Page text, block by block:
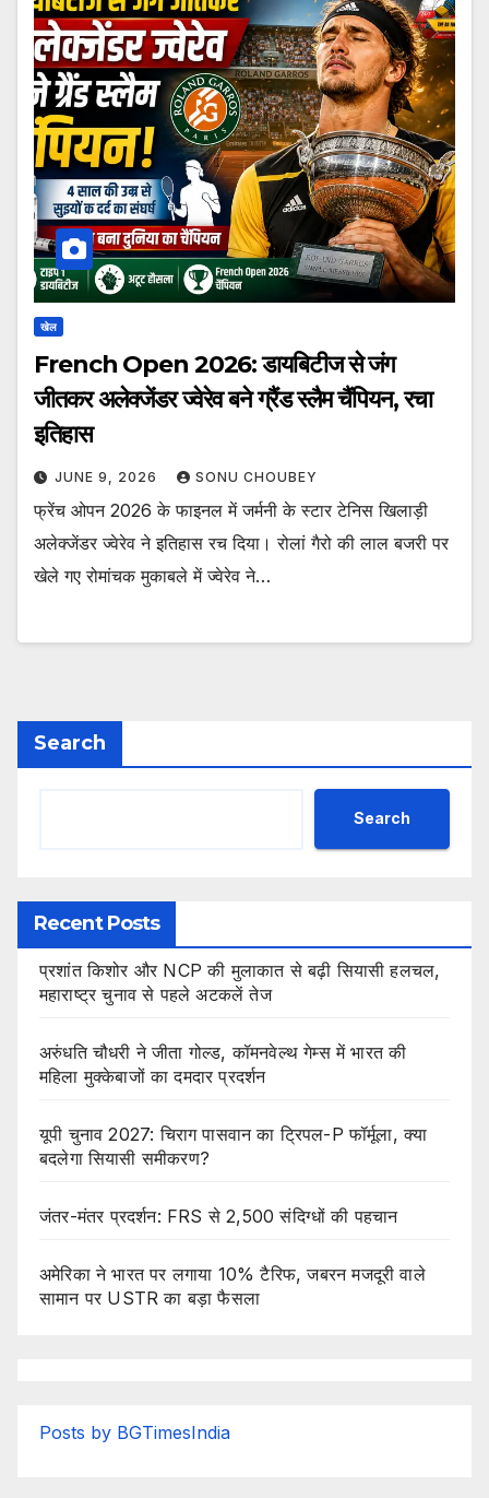
खेल
French Open 2026: डायबिटीज से जंग
जीतकर अलेक्जेंडर ज्वेरेव बने ग्रैंड स्लैम चैंपियन, रचा
इतिहास
JUNE 9, 2026 SONU CHOUBEY
फ्रेंच ओपन 2026 के फाइनल में जर्मनी के स्टार टेनिस खिलाड़ी
अलेक्जेंडर ज्वेरेव ने इतिहास रच दिया। रोलां गैरो की लाल बजरी पर
खेले गए रोमांचक मुकाबले में ज्वेरेव ने…
Search
Search
Recent Posts
प्रशांत किशोर और NCP की मुलाकात से बढ़ी सियासी हलचल,
महाराष्ट्र चुनाव से पहले अटकलें तेज
अरुंधति चौधरी ने जीता गोल्ड, कॉमनवेल्थ गेम्स में भारत की
महिला मुक्केबाजों का दमदार प्रदर्शन
यूपी चुनाव 2027: चिराग पासवान का ट्रिपल-P फॉर्मूला, क्या
बदलेगा सियासी समीकरण?
जंतर-मंतर प्रदर्शन: FRS से 2,500 संदिग्धों की पहचान
अमेरिका ने भारत पर लगाया 10% टैरिफ, जबरन मजदूरी वाले
सामान पर USTR का बड़ा फैसला
Posts by BGTimesIndia